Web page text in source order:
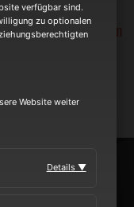
Kulturwerk Wissen
verfügbar sind.
zu optionalen
Website weiter
Details ▼